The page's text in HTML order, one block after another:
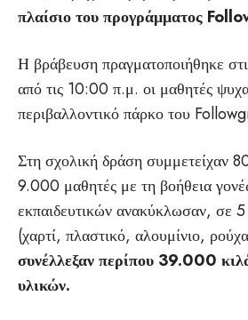
πλαίσιο του προγράμματος
Η βράβευση πραγματοποιήθηκε
από τις 10:00 π.μ. οι μαθητές
περιβαλλοντικό πάρκο του
Στη σχολική δράση συμμετείχαν
9.000 μαθητές με τη βοήθεια
εκπαιδευτικών ανακύκλωσαν, σε
(χαρτί, πλαστικό, αλουμίνιο,
συνέλλεξαν περίπου 39.000
υλικών.